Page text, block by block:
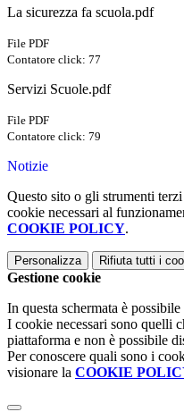
La sicurezza fa scuola.pdf
File PDF
Contatore click: 77
Servizi Scuole.pdf
File PDF
Contatore click: 79
Notizie
Questo sito o gli strumenti
cookie necessari al
COOKIE POLICY.
Personalizza Rifiuta tutti i
Gestione cookie
In questa schermata è
I cookie necessari sono quelli
piattaforma e non è possibile
Per conoscere quali sono i
visionare la COOKIE